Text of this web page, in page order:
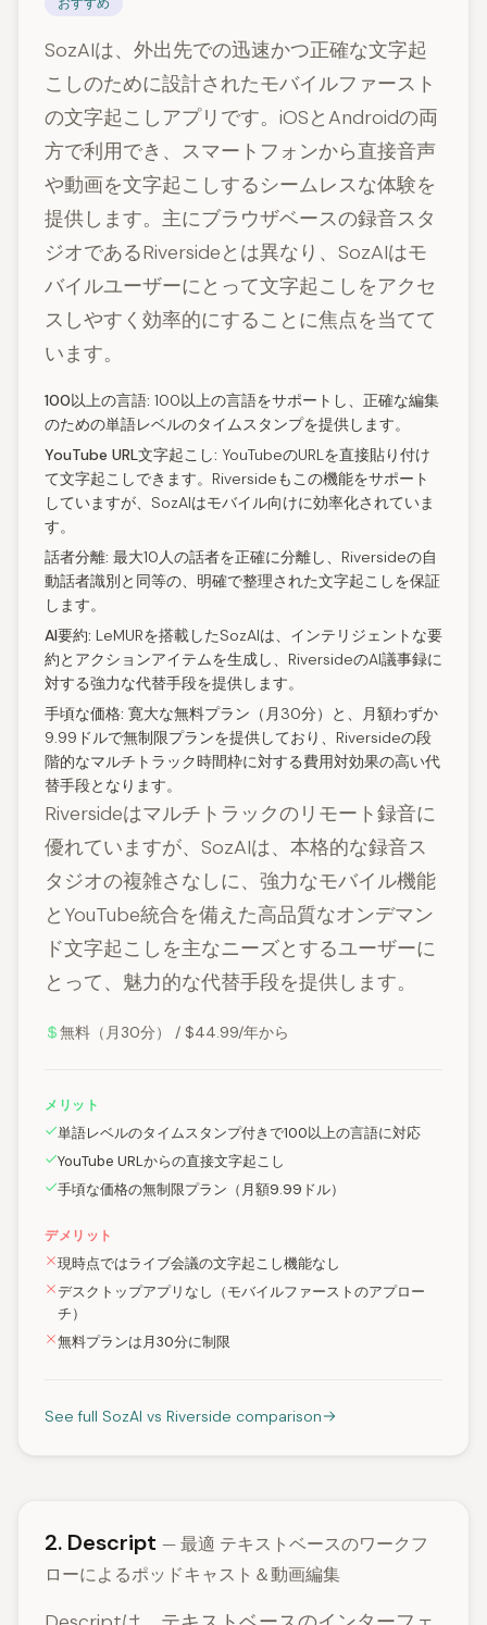
SozAIは、外出先での迅速かつ正確な文字起
こしのために設計されたモバイルファースト
の文字起こしアプリです。iOSとAndroidの両
方で利用でき、スマートフォンから直接音声
や動画を文字起こしするシームレスな体験を
提供します。主にブラウザベースの録音スタ
ジオであるRiversideとは異なり、SozAIはモ
バイルユーザーにとって文字起こしをアクセ
スしやすく効率的にすることに焦点を当てて
います。
100以上の言語: 100以上の言語をサポートし、正確な編集
のための単語レベルのタイムスタンプを提供します。
YouTube URL文字起こし: YouTubeのURLを直接貼り付け
て文字起こしできます。Riversideもこの機能をサポート
していますが、SozAIはモバイル向けに効率化されていま
す。
話者分離: 最大10人の話者を正確に分離し、Riversideの自
動話者識別と同等の、明確で整理された文字起こしを保証
します。
AI要約: LeMURを搭載したSozAIは、インテリジェントな要
約とアクションアイテムを生成し、RiversideのAI議事録に
対する強力な代替手段を提供します。
手頃な価格: 寛大な無料プラン（月30分）と、月額わずか
9.99ドルで無制限プランを提供しており、Riversideの段
階的なマルチトラック時間枠に対する費用対効果の高い代
替手段となります。
Riversideはマルチトラックのリモート録音に
優れていますが、SozAIは、本格的な録音ス
タジオの複雑さなしに、強力なモバイル機能
とYouTube統合を備えた高品質なオンデマン
ド文字起こしを主なニーズとするユーザーに
とって、魅力的な代替手段を提供します。
無料（月30分） / $44.99/年から
メリット
単語レベルのタイムスタンプ付きで100以上の言語に対応
YouTube URLからの直接文字起こし
手頃な価格の無制限プラン（月額9.99ドル）
デメリット
現時点ではライブ会議の文字起こし機能なし
デスクトップアプリなし（モバイルファーストのアプロー
チ）
無料プランは月30分に制限
See full SozAI vs Riverside comparison
2. Descript — 最適 テキストベースのワークフ
ローによるポッドキャスト＆動画編集